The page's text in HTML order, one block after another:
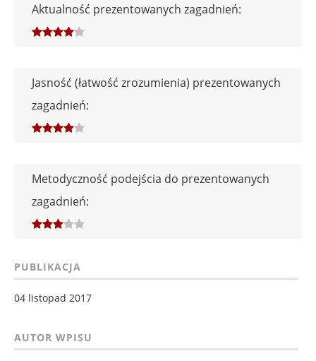
Aktualność prezentowanych zagadnień:
Jasność (łatwość zrozumienia) prezentowanych
zagadnień:
Metodyczność podejścia do prezentowanych
zagadnień:
PUBLIKACJA
04 listopad 2017